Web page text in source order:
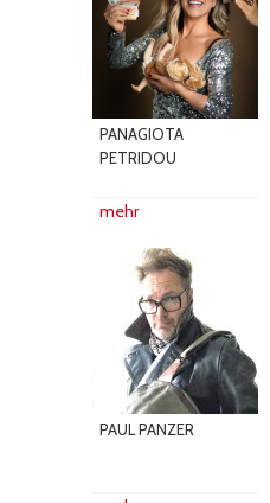
PANAGIOTA
PETRIDOU
mehr
PAUL PANZER